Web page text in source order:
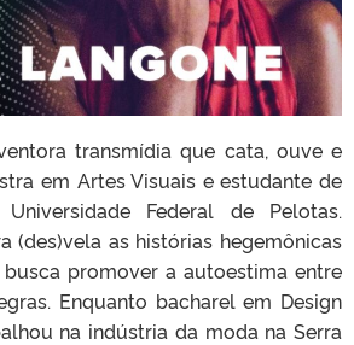
transmídia que cata, ouve e
em Artes Visuais e estudante de
Federal de Pelotas.
(des)vela as histórias hegemônicas
promover a autoestima entre
Enquanto bacharel em Design
na indústria da moda na Serra